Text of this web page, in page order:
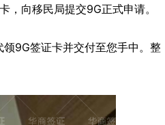
，向移民局提交9G正式申请。
领9G签证卡并交付至您手中。整